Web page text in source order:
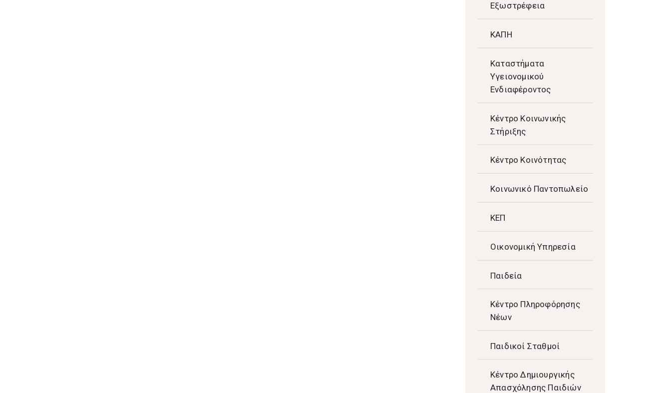
Εξωστρέφεια
ΚΑΠΗ
Καταστήματα
Υγειονομικού
Ενδιαφέροντος
Κέντρο Κοινωνικής
Στήριξης
Κέντρο Κοινότητας
Κοινωνικό Παντοπωλείο
ΚΕΠ
Οικονομική Υπηρεσία
Παιδεία
Κέντρο Πληροφόρησης
Νέων
Παιδικοί Σταθμοί
Κέντρο Δημιουργικής
Απασχόλησης Παιδιών